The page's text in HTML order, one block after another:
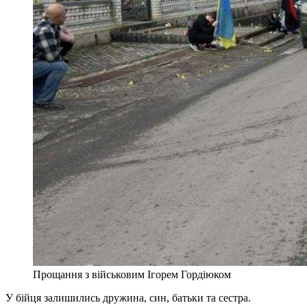
Прощання з військовим Ігорем Гордіюком
У бійця залишились дружина, син, батьки та сестра.